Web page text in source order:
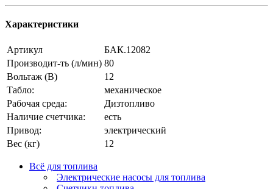
Характеристики
Артикул
БАК.12082
Производит-ть (л/мин) 80
Вольтаж (В)
12
Табло:
механическое
Рабочая среда:
Дизтопливо
Наличие счетчика:
есть
Привод:
электрический
Вес (кг)
12
Всё для топлива
Электрические насосы для топлива